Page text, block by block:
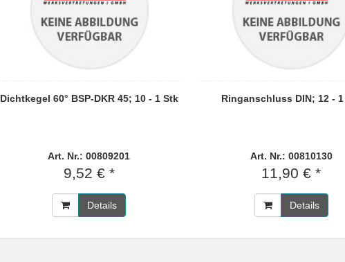
Dichtkegel 60° BSP-DKR 45; 10 - 1 Stk
Art. Nr.: 00809201
9,52 € *
Details
Ringanschluss DIN; 12 -
Art. Nr.: 00810130
11,90 € *
Details